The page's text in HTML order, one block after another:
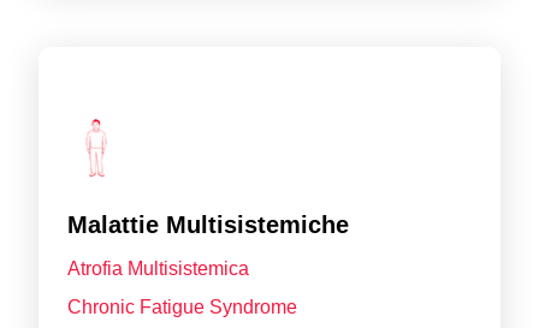
Malattie Multisistemiche
Atrofia Multisistemica
Chronic Fatigue Syndrome